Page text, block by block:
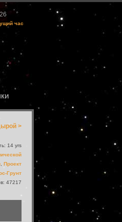
час
>
14 yrs
Проект
Грунт
47217